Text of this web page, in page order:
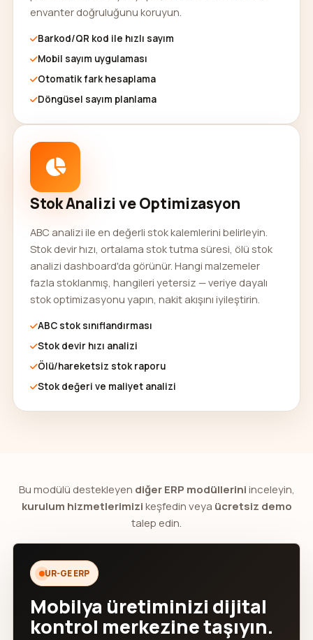
envanter doğruluğunu koruyun.
Barkod/QR kod ile hızlı sayım
Mobil sayım uygulaması
Otomatik fark hesaplama
Döngüsel sayım planlama
Stok Analizi ve Optimizasyon
ABC analizi ile en değerli stok kalemlerini belirleyin.
Stok devir hızı, ortalama stok tutma süresi, ölü stok
analizi dashboard'da görünür. Hangi malzemeler
fazla stoklanmış, hangileri yetersiz — veriye dayalı
stok optimizasyonu yapın, nakit akışını iyileştirin.
ABC stok sınıflandırması
Stok devir hızı analizi
Ölü/hareketsiz stok raporu
Stok değeri ve maliyet analizi
Bu modülü destekleyen diğer ERP modülleriniinceleyin,
kurulum hizmetlerimizikeşfedin veya ücretsiz demo
talep edin.
UR-GE ERP
Mobilya üretiminizi dijital
kontrol merkezine taşıyın.